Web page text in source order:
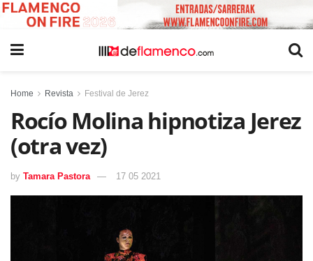
Home Revista Festival de Jerez
Rocío Molina hipnotiza Jerez
(otra vez)
by Tamara Pastora 17 05 2021